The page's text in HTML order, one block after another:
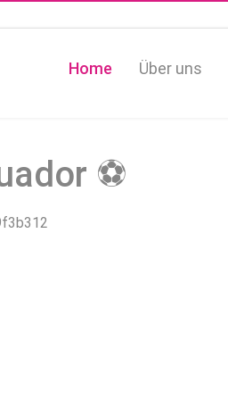
Home Über uns
⚽